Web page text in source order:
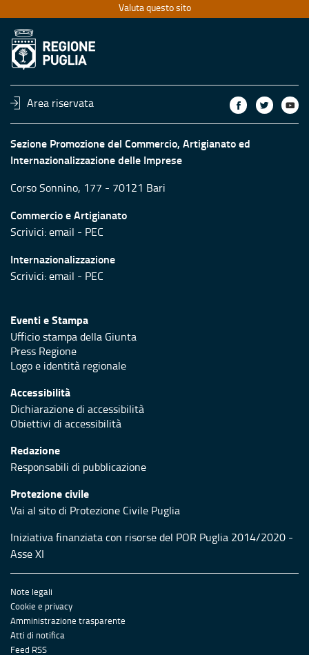
Valuta questo sito
Area riservata
Sezione Promozione del Commercio, Artigianato ed
Internazionalizzazione delle Imprese
Corso Sonnino, 177 - 70121 Bari
Commercio e Artigianato
Scrivici:email - PEC
Internazionalizzazione
Scrivici:email - PEC
Eventi e Stampa
Ufficio stampa della Giunta
Press Regione
Logo e identità regionale
Accessibilità
Dichiarazione di accessibilità
Obiettivi di accessibilità
Redazione
Responsabili di pubblicazione
Protezione civile
Vai al sito di Protezione Civile Puglia
Iniziativa finanziata con risorse del POR Puglia 2014/2020 -
Asse XI
Note legali
Cookie e privacy
Amministrazione trasparente
Atti di notifica
Feed RSS